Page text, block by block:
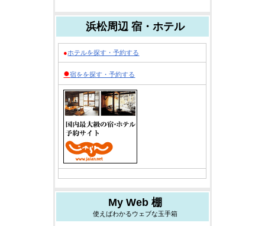
浜松周辺 宿・ホテル
●ホテルを探す・予約する
●宿をを探す・予約する
My Web 棚
使えばわかるウェブな玉手箱